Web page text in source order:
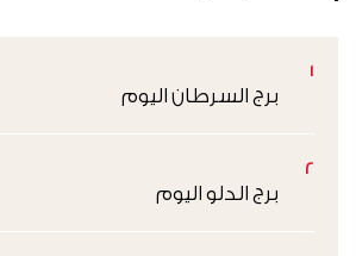
1
برج السرطان اليوم
2
برج الدلو اليوم